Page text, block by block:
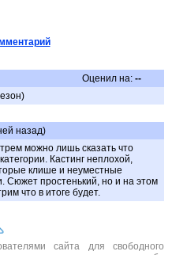
Оценил на: --
назад)
можно лишь сказать что
Кастинг неплохой,
клише и неуместные
Сюжет простенький, но и на этом
что в итоге будет.
сайта для свободного